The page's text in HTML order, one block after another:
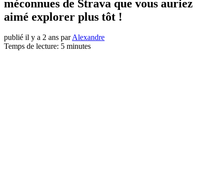
méconnues de Strava que vous auriez
aimé explorer plus tôt !
publié il y a 2 ans parAlexandre
Temps de lecture: 5 minutes